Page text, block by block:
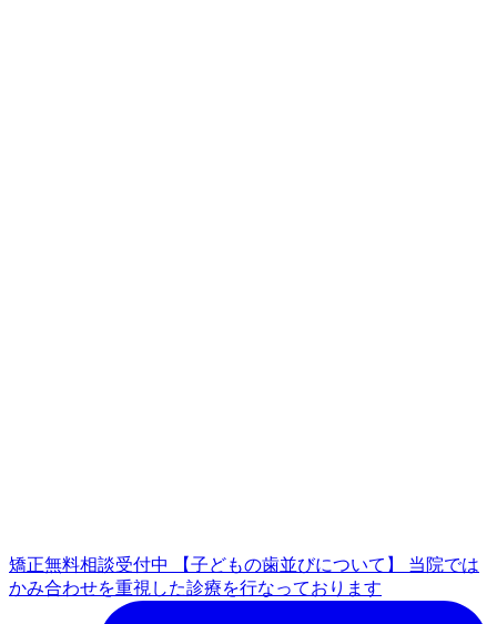
矯正無料相談受付中 【子どもの歯並びについて】 当院では
かみ合わせを重視した診療を行なっております